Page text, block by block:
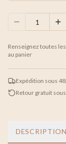
Renseignez toutes
au panier
Expédition sous
Retour gratuit
DESCRIPTION